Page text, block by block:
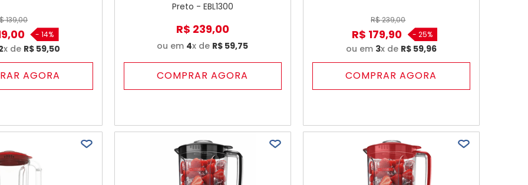
139,00
,00 - 14%
x de R$ 59,50
AGORA
Preto - EBL1300
R$ 239,00
ou em 4x de R$ 59,75
COMPRAR AGORA
R$239,00
R$ 179,90 - 25%
ou em 3x de R$ 59,96
COMPRAR AGORA